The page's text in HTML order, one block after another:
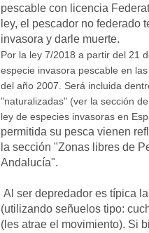
pescable con licencia
ley, el pescador no federado
invasora y darle muerte.
Por la ley 7/2018 a partir del 21
especie invasora pescable en
del año 2007. Será incluida
"naturalizadas" (ver la sección
ley de especies invasoras en
permitida su pesca vienen
la sección "Zonas libres de
Andalucía".
Al ser depredador es típica
(utilizando señuelos tipo:
(les atrae el movimiento). Si